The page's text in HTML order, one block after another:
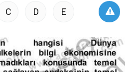
C D E